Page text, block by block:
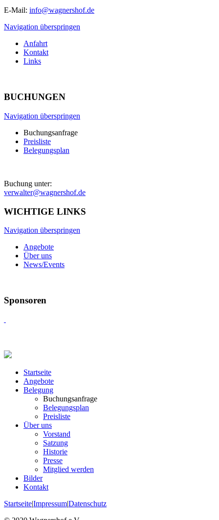
E-Mail: info@wagnershof.de
Navigation überspringen
Anfahrt
Kontakt
Links
BUCHUNGEN
Navigation überspringen
Buchungsanfrage
Preisliste
Belegungsplan
Buchung unter:
verwalter@wagnershof.de
WICHTIGE LINKS
Navigation überspringen
Angebote
Über uns
News/Events
Sponsoren
Startseite
Angebote
Belegung
Buchungsanfrage
Belegungsplan
Preisliste
Über uns
Vorstand
Satzung
Historie
Presse
Mitglied werden
Bilder
Kontakt
Startseite|Impressum|Datenschutz